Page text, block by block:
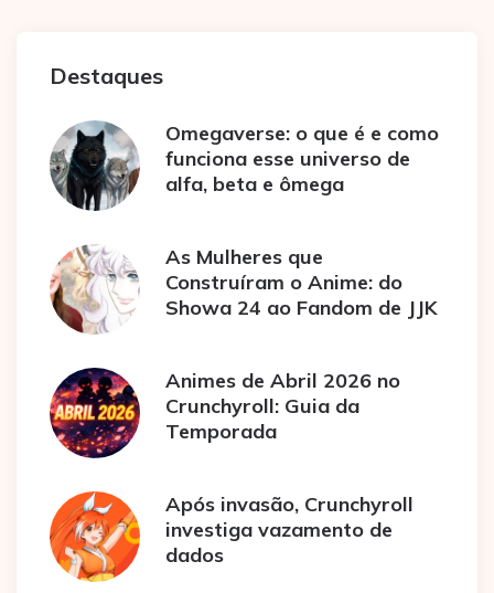
Destaques
Omegaverse: o que é e como
funciona esse universo de
alfa, beta e ômega
As Mulheres que
Construíram o Anime: do
Showa 24 ao Fandom de JJK
Animes de Abril 2026 no
Crunchyroll: Guia da
Temporada
Após invasão, Crunchyroll
investiga vazamento de
dados